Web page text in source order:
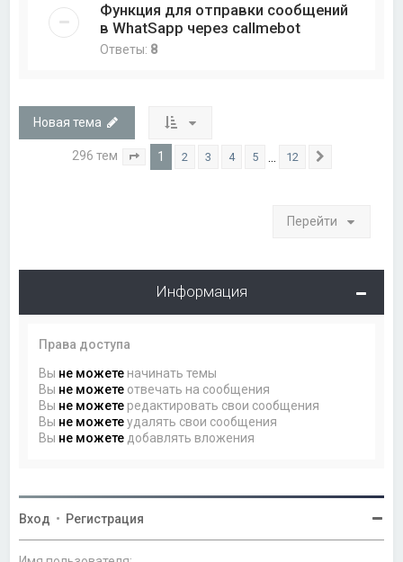
Функция для отправки сообщений
в WhatSapp через callmebot
Ответы: 8
Новая тема
296 тем Страница из 12
1 2 3 4 5 12
Перейти
Информация
Права доступа
Вы не можете начинать темы
Вы не можете отвечать на сообщения
Вы не можете редактировать свои сообщения
Вы не можетеудалять свои сообщения
Вы не можете добавлять вложения
Вход • Регистрация